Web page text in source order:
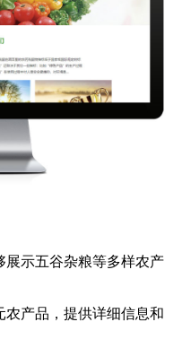
展示五谷杂粮等多样农产
产品，提供详细信息和